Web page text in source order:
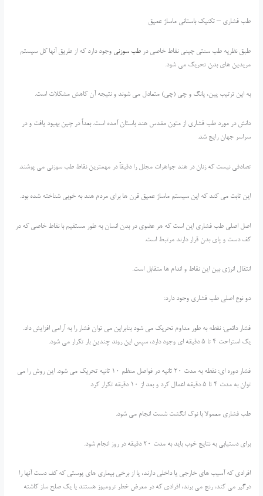
طب فشاری – تکنیک باستانی ماساژ عمیق
طبق نظریه طب سنتی چینی نقاط خاصی درطب سوزنی وجود دارد که از طریق آنها کل سیستم
مریدین های بدن تحریک می شود.
به این ترتیب یین، یانگ و چی (چی) متعادل می شوند و نتیجه آن کاهش مشکلات است.
دانش در مورد طب فشاری از متون مقدس هند باستان آمده است. بعداً در چین بهبود یافت و در
سراسر جهان رایج شد.
تصادفی نیست که زنان در هند جواهرات مجلل را دقیقاً در مهمترین نقاط طب سوزنی می پوشند.
این ثابت می کند که این سیستم ماساژ عمیق قرن ها برای مردم هند به خوبی شناخته شده بود.
اصل اصلی طب فشاری این است که هر عضوی در بدن انسان به طور مستقیم با نقاط خاصی که در
کف دست و پای بدن قرار دارند مرتبط است.
انتقال انرژی بین این نقاط و اندام ها متقابل است.
دو نوع اصلی طب فشاری وجود دارد:
فشار دائمی: نقطه به طور مداوم تحریک می شود بنابراین می توان فشار را به آرامی افزایش داد.
یک استراحت 4 تا 5 دقیقه ای وجود دارد، سپس این روند چندین بار تکرار می شود.
فشار دوره ای: نقطه به مدت 20 ثانیه در فواصل منظم 10 ثانیه تحریک می شود. این روش را می
توان به مدت 4 تا 5 دقیقه اعمال کرد و بعد از 10 دقیقه تکرار کرد.
طب فشاری معمولا با نوک انگشت شست انجام می شود.
برای دستیابی به نتایج خوب باید به مدت 20 دقیقه در روز انجام شود.
افرادی که آسیب های خارجی یا داخلی دارند، یا از برخی بیماری های پوستی که کف دست آنها را
درگیر می کند، رنج می برند، افرادی که در معرض خطر ترومبوز هستند یا یک صلح ساز کاشته